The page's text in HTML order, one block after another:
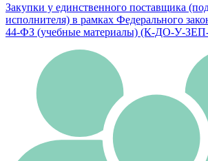
Закупки у единственного поставщика
исполнителя) в рамках Федерального
44-ФЗ (учебные материалы) (К-ДО-У-